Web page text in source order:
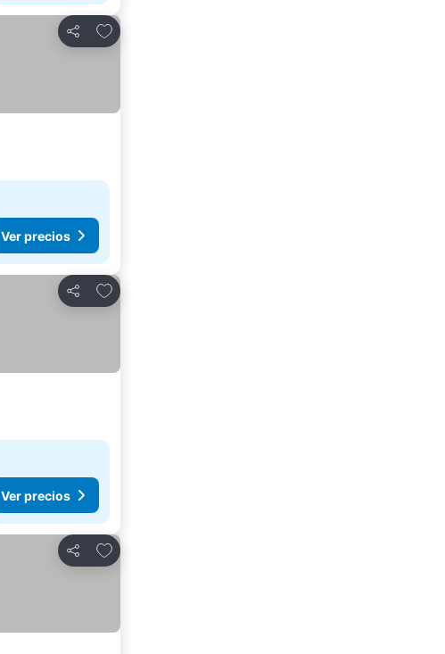
Compartir
Agregar a favoritos
Ver precios
Compartir
Agregar a favoritos
Ver precios
Compartir
Agregar a favoritos